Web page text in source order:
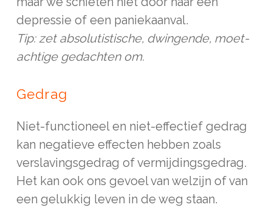
depressie of een paniekaanval.
Tip: zet absolutistische, dwingende, moet-
achtige gedachten om.
Gedrag
Niet-functioneel en niet-effectief gedrag
kan negatieve effecten hebben zoals
verslavingsgedrag of vermijdingsgedrag.
Het kan ook ons gevoel van welzijn of van
een gelukkig leven in de weg staan.